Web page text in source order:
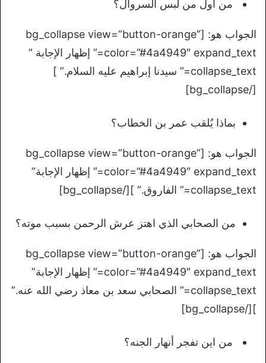
من أول من لبس السروال؟
الجواب هو: [bg_collapse view=”button-orange”
color=”#4a4949″ expand_text=” إظهار الإجابة ”
collapse_text=” سيدنا إبراهيم عليه السلام.” ]
[/bg_collapse]
بماذا يُلقب عمر بن الخطاب؟
الجواب هو: [bg_collapse view=”button-orange”
color=”#4a4949″ expand_text=” إظهار الإجابة”
collapse_text=” الفاروق.” ][/bg_collapse]
من الصحابي الذي اهتز عرش الرحمن بسبب موته؟
الجواب هو: [bg_collapse view=”button-orange”
color=”#4a4949″ expand_text=” إظهار الإجابة”
collapse_text=” الصحابي سعد بن معاذ رضي الله عنه.”
][/bg_collapse]
من اين تفجر أنهار الجنه؟